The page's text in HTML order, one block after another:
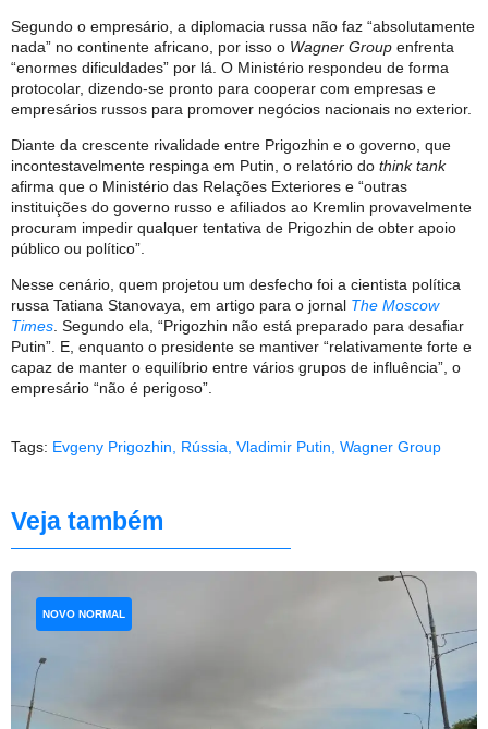
Segundo o empresário, a diplomacia russa não faz “absolutamente
nada” no continente africano, por isso o Wagner Group enfrenta
“enormes dificuldades” por lá. O Ministério respondeu de forma
protocolar, dizendo-se pronto para cooperar com empresas e
empresários russos para promover negócios nacionais no exterior.
Diante da crescente rivalidade entre Prigozhin e o governo, que
incontestavelmente respinga em Putin, o relatório do think tank
afirma que o Ministério das Relações Exteriores e “outras
instituições do governo russo e afiliados ao Kremlin provavelmente
procuram impedir qualquer tentativa de Prigozhin de obter apoio
público ou político”.
Nesse cenário, quem projetou um desfecho foi a cientista política
russa Tatiana Stanovaya, em artigo para o jornal The Moscow
Times. Segundo ela, “Prigozhin não está preparado para desafiar
Putin”. E, enquanto o presidente se mantiver “relativamente forte e
capaz de manter o equilíbrio entre vários grupos de influência”, o
empresário “não é perigoso”.
Tags: Evgeny Prigozhin Rússia Vladimir Putin Wagner Group
Veja também
NOVO NORMAL